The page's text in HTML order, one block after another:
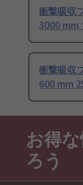
衝撃吸収
3000 mm
衝撃吸収
600 mm
お得
ろう